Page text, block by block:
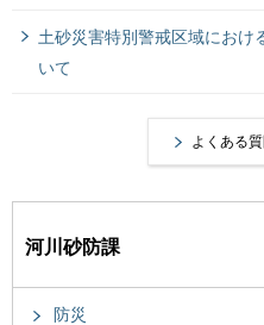
土砂災害特別警戒区域におけ
いて
よくある
河川砂防課
防災